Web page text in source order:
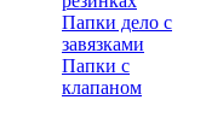
Папки дело с
завязками
Папки с
клапаном